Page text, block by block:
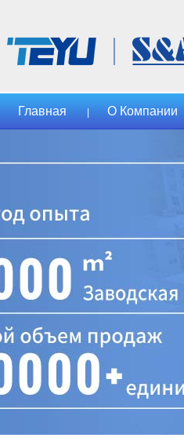
Главная О Компании